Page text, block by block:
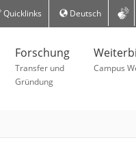
Quicklinks Deutsch
Forschung
Transfer und
Gründung
Campus